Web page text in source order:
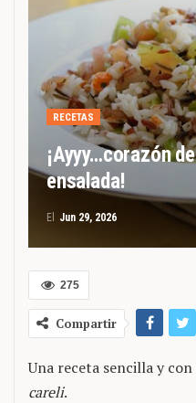
RECETAS
¡Ayyy…corazón
ensalada!
El Jun 29, 2026
275
Compartir
Una receta sencilla y
careli.